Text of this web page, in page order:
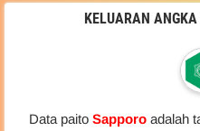
KELUARAN
Data paito Sapporo adalah